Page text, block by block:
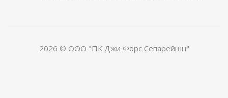
2026 © ООО "ПК Джи Форс Сепарейшн"